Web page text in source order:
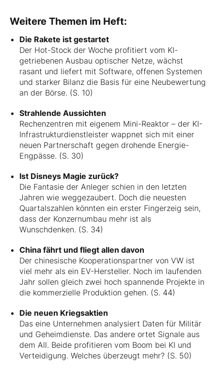
Weitere Themen im Heft:
Die Rakete ist gestartet
Der Hot-Stock der Woche profitiert vom KI-
getriebenen Ausbau optischer Netze, wächst
rasant und liefert mit Software, offenen Systemen
und starker Bilanz die Basis für eine Neubewertung
an der Börse. (S. 10)
Strahlende Aussichten
Rechenzentren mit eigenem Mini-Reaktor – der KI-
Infrastrukturdienstleister wappnet sich mit einer
neuen Partnerschaft gegen drohende Energie-
Engpässe. (S. 30)
Ist Disneys Magie zurück?
Die Fantasie der Anleger schien in den letzten
Jahren wie weggezaubert. Doch die neuesten
Quartalszahlen könnten ein erster Fingerzeig sein,
dass der Konzernumbau mehr ist als
Wunschdenken. (S. 34)
China fährt und fliegt allen davon
Der chinesische Kooperationspartner von VW ist
viel mehr als ein EV-Hersteller. Noch im laufenden
Jahr sollen gleich zwei hoch spannende Projekte in
die kommerzielle Produktion gehen. (S. 44)
Die neuen Kriegsaktien
Das eine Unternehmen analysiert Daten für Militär
und Geheimdienste. Das andere ortet Signale aus
dem All. Beide profitieren vom Boom bei KI und
Verteidigung. Welches überzeugt mehr? (S. 50)